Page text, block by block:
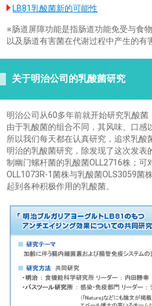
LB81乳酸菌新的可能性
※肠道屏障功能是指肠道功能免受与食
以及肠道有害菌在代谢过程中产生的有
关于明治公司的乳酸菌研究
明治公司从60多年前就开始研究乳酸菌
由于乳酸菌的组合不同，其风味、口感
所以我们每天都在认真研究，追求乳酸
明治的乳酸菌研究，除发现了这次发表
制幽门螺杆菌的乳酸菌OLL2716株；可
OLL1073R-1菌株与乳酸菌OLS3059菌
起到各种积极作用的乳酸菌。